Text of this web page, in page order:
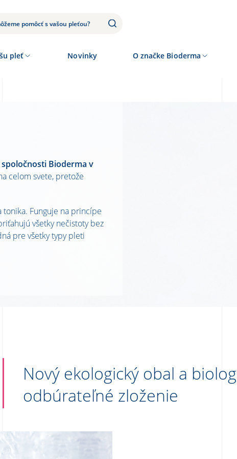
pleť Novinky O značke Bioderma
Bioderma v
celom svete, pretože
Funguje na princípe
všetky nečistoty bez
pre všetky typy pleti
Nový ekologický obal a
odbúrateľné zloženie